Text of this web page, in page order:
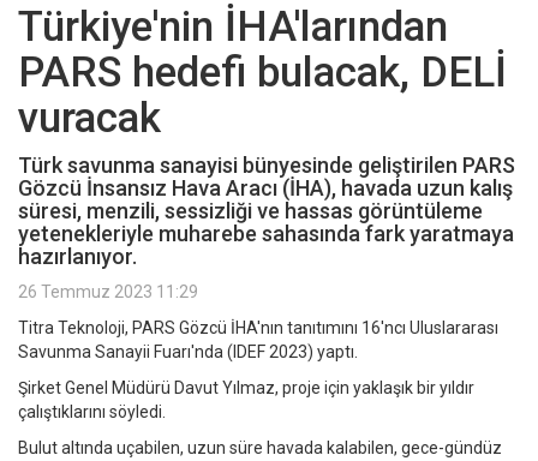
Türkiye'nin İHA'larından
PARS hedefi bulacak, DELİ
vuracak
Türk savunma sanayisi bünyesinde geliştirilen PARS
Gözcü İnsansız Hava Aracı (İHA), havada uzun kalış
süresi, menzili, sessizliği ve hassas görüntüleme
yetenekleriyle muharebe sahasında fark yaratmaya
hazırlanıyor.
26 Temmuz 2023 11:29
Titra Teknoloji, PARS Gözcü İHA'nın tanıtımını 16'ncı Uluslararası
Savunma Sanayii Fuarı'nda (IDEF 2023) yaptı.
Şirket Genel Müdürü Davut Yılmaz, proje için yaklaşık bir yıldır
çalıştıklarını söyledi.
Bulut altında uçabilen, uzun süre havada kalabilen, gece-gündüz